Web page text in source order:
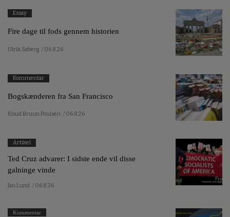
Essay
Fire dage til fods gennem historien
Ulrik Søberg / 06.8.26
Kommentar
Bogskænderen fra San Francisco
Knud Bruun Poulsen / 06.8.26
Artikel
Ted Cruz advarer: I sidste ende vil disse
galninge vinde
Jan Lund / 06.8.26
Kommentar